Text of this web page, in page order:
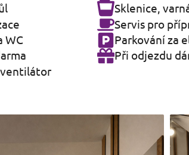
WC
Sklenice,
Servis pro
Parkování za
Při odjezdu